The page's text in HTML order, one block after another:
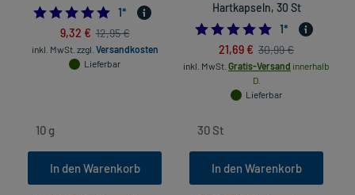
5.0
1*
9,32 € 12,95 €
inkl. MwSt. zzgl. Versandkosten
Lieferbar
In den Warenkorb
Hartkapseln, 30 St
5.0
1*
21,69 € 30,99 €
inkl. MwSt. Gratis-Versand innerhalb
D.
Lieferbar
In den Warenkorb